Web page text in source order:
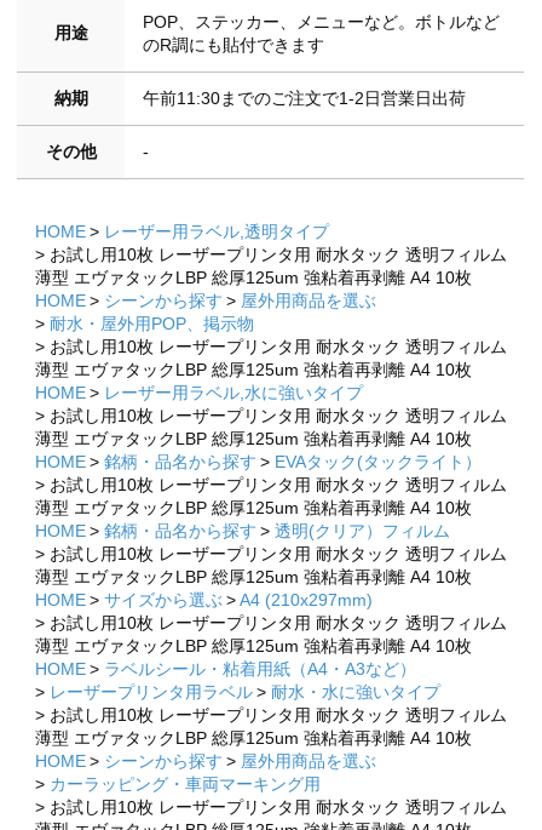
×
用途
POP、ステッカー、メニューなど。ボトルなど
のR調にも貼付できます
納期 午前11:30までのご注文で1-2日営業日出荷
その他 -
HOME
レーザー用ラベル,透明タイプ
お試し用10枚 レーザープリンタ用 耐水タック 透明フィルム
薄型 エヴァタックLBP 総厚125um 強粘着再剥離 A4 10枚
HOME
シーンから探す
屋外用商品を選ぶ
耐水・屋外用POP、掲示物
お試し用10枚 レーザープリンタ用 耐水タック 透明フィルム
薄型 エヴァタックLBP 総厚125um 強粘着再剥離 A4 10枚
HOME
レーザー用ラベル,水に強いタイプ
お試し用10枚 レーザープリンタ用 耐水タック 透明フィルム
薄型 エヴァタックLBP 総厚125um 強粘着再剥離 A4 10枚
HOME
銘柄・品名から探す
EVAタック(タックライト）
お試し用10枚 レーザープリンタ用 耐水タック 透明フィルム
薄型 エヴァタックLBP 総厚125um 強粘着再剥離 A4 10枚
HOME
銘柄・品名から探す
透明(クリア）フィルム
お試し用10枚 レーザープリンタ用 耐水タック 透明フィルム
薄型 エヴァタックLBP 総厚125um 強粘着再剥離 A4 10枚
HOME
サイズから選ぶ
A4 (210x297mm)
お試し用10枚 レーザープリンタ用 耐水タック 透明フィルム
薄型 エヴァタックLBP 総厚125um 強粘着再剥離 A4 10枚
HOME
ラベルシール・粘着用紙（A4・A3など）
レーザープリンタ用ラベル
耐水・水に強いタイプ
お試し用10枚 レーザープリンタ用 耐水タック 透明フィルム
薄型 エヴァタックLBP 総厚125um 強粘着再剥離 A4 10枚
HOME
シーンから探す
屋外用商品を選ぶ
カーラッピング・車両マーキング用
お試し用10枚 レーザープリンタ用 耐水タック 透明フィルム